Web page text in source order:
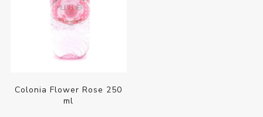
Colonia Flower Rose 250
ml